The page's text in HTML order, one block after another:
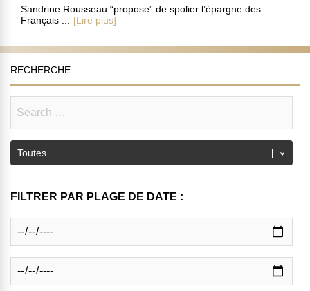
Sandrine Rousseau “propose” de spolier l’épargne des
Français ...
[Lire plus]
RECHERCHE
FILTRER PAR PLAGE DE DATE :